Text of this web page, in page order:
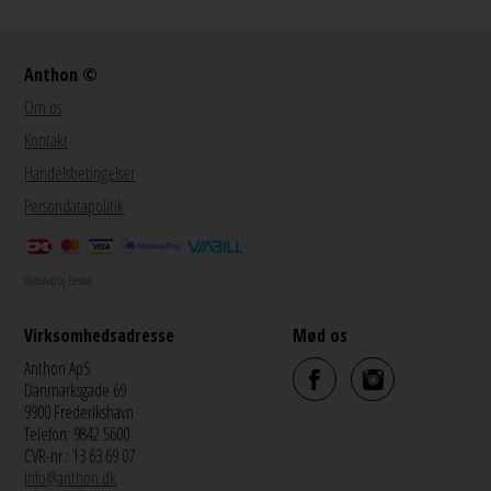
Anthon ©
Om os
Kontakt
Handelsbetingelser
Persondatapolitik
Webshop by Bewise
Virksomhedsadresse
Anthon ApS
Danmarksgade 69
9900 Frederikshavn
Telefon: 9842 5600
CVR-nr.: 13 63 69 07
info@anthon.dk
Mød os